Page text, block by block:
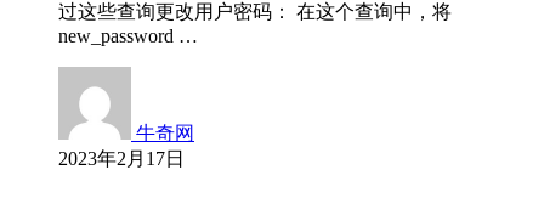
过这些查询更改用户密码： 在这个查询中，将
new_password …
牛奇网
2023年2月17日